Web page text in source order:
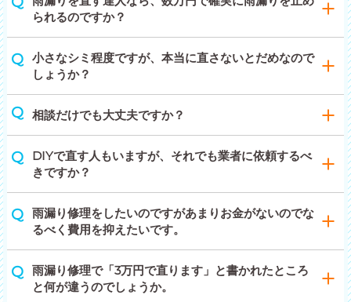
られるのですか？
小さなシミ程度ですが、本当に直さないとだめなので
しょうか？
相談だけでも大丈夫ですか？
DIYで直す人もいますが、それでも業者に依頼するべ
きですか？
雨漏り修理をしたいのですがあまりお金がないのでな
るべく費用を抑えたいです。
雨漏り修理で「3万円で直ります」と書かれたところ
と何が違うのでしょうか。